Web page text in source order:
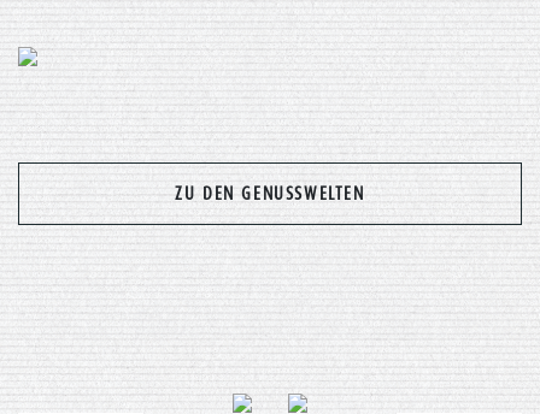
Previous Next
ZU DEN GENUSSWELTEN